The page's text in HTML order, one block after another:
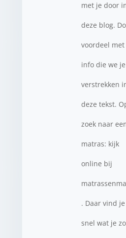
met je door
deze blog.
voordeel met
info die we je
verstrekken
deze tekst.
zoek naar
matras: kijk
online bij
. Daar vind je
snel wat je